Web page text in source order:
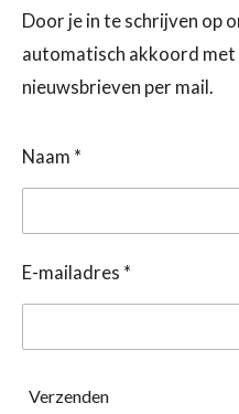
Door je in te schrijven op
automatisch akkoord met
nieuwsbrieven per mail.
Naam *
E-mailadres *
Verzenden